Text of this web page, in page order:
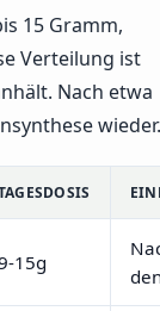
15 Gramm,
Verteilung ist
Nach etwa
wieder.
15g